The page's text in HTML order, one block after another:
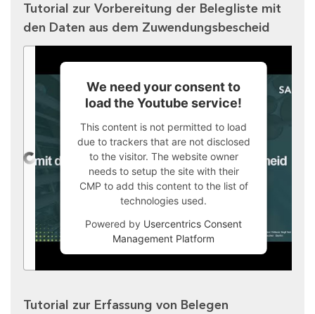
Tutorial zur Vorbereitung der Belegliste mit
den Daten aus dem Zuwendungsbescheid
We need your consent to
load the Youtube service!
This content is not permitted to load
due to trackers that are not disclosed
to the visitor. The website owner
needs to setup the site with their
CMP to add this content to the list of
technologies used.
Powered by Usercentrics Consent
Management Platform
Tutorial zur Erfassung von Belegen